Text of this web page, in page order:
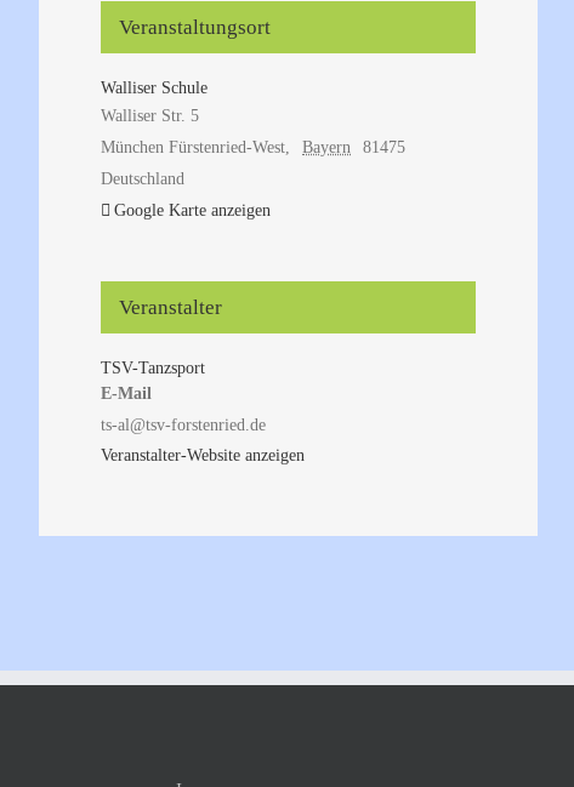
Veranstaltungsort
Walliser Schule
Walliser Str. 5
München Fürstenried-West, Bayern
81475
Deutschland
Google Karte anzeigen
Veranstalter
TSV-Tanzsport
E-Mail
ts-al@tsv-forstenried.de
Veranstalter-Website anzeigen